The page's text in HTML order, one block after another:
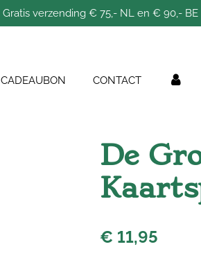
Gratis verzending € 75,- NL en € 90,- BE
CADEAUBON CONTACT
De
€ 11,95